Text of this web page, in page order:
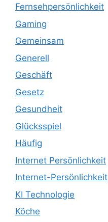
Fernsehpersönlichkeit
Gaming
Gemeinsam
Generell
Geschäft
Gesetz
Gesundheit
Glücksspiel
Häufig
Internet Persönlichkeit
Internet-Persönlichkeit
KI Technologie
Köche